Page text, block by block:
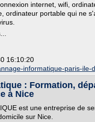
internet, wifi,
ordinateur portable qui ne
16:10:20
informatique-paris-ile-
: Formation,
à Nice
est une entreprise de
sur Nice.